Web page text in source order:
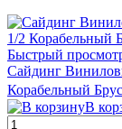
Быстрый
Сайдинг
Корабельный Брус
В